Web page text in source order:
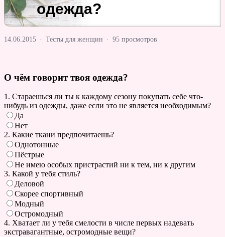
одежда?
14.06.2015 · Тесты для женщин · 95 просмотров
О чём говорит твоя одежда?
1. Стараешься ли ты к каждому сезону покупать себе что-
нибудь из одежды, даже если это не является необходимым?
Да
Нет
2. Какие ткани предпочитаешь?
Однотонные
Пёстрые
Не имею особых пристрастий ни к тем, ни к другим
3. Какой у тебя стиль?
Деловой
Скорее спортивный
Модный
Остромодный
4. Хватает ли у тебя смелости в числе первых надевать
экстравагантные, остромодные вещи?